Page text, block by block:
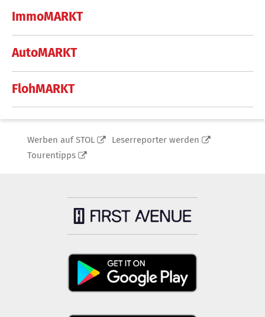
ImmoMARKT
AutoMARKT
FlohMARKT
Werben auf STOL
Leserreporter werden
Tourentipps